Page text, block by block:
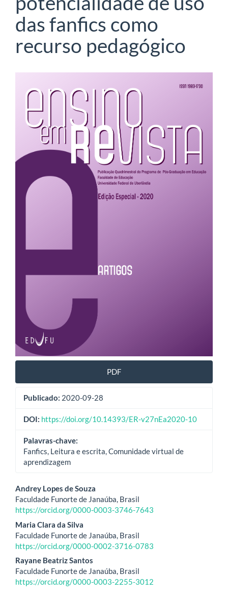
das fanfics como
recurso pedagógico
lateral
de
artigos
PDF
Publicado: 2020-09-28
DOI: https://doi.org/10.14393/ER-v27nEa2020-10
Palavras-chave:
Fanfics, Leitura e escrita, Comunidade virtual de
aprendizagem
Conteúdo
do
artigo
principal
Andrey Lopes de Souza
Faculdade Funorte de Janaúba, Brasil
https://orcid.org/0000-0003-3746-7643
Maria Clara da Silva
Faculdade Funorte de Janaúba, Brasil
https://orcid.org/0000-0002-3716-0783
Rayane Beatriz Santos
Faculdade Funorte de Janaúba, Brasil
https://orcid.org/0000-0003-2255-3012